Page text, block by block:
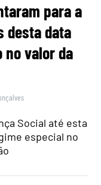
para a
desta data
no valor da
Social até esta
especial no